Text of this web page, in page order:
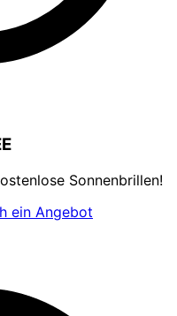
Sonnenbrillen!
ein Angebot